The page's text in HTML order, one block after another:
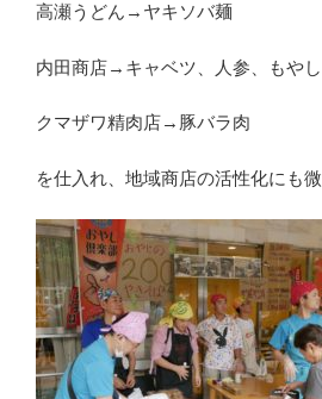
高瀬うどん→ヤキソバ麺
内田商店→キャベツ、人参、もやし
クマザワ精肉店→豚バラ肉
を仕入れ、地域商店の活性化にも